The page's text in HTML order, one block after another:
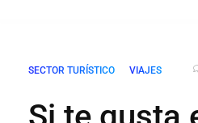
SECTOR TURÍSTICO VIAJES